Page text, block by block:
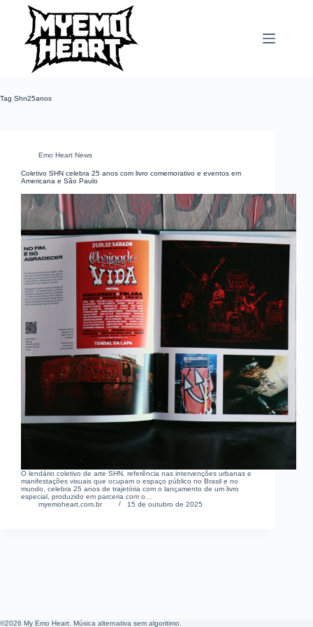
Tag Shn25anos
Emo Heart News
Coletivo SHN celebra 25 anos com livro comemorativo e eventos em
Americana e São Paulo
O lendário coletivo de arte SHN, referência nas intervenções urbanas e
manifestações visuais que ocupam o espaço público no Brasil e no
mundo, celebra 25 anos de trajetória com o lançamento de um livro
especial, produzido em parceria com o…
myemoheart.com.br
15 de outubro de 2025
©2026 My Emo Heart. Música alternativa sem algoritimo.